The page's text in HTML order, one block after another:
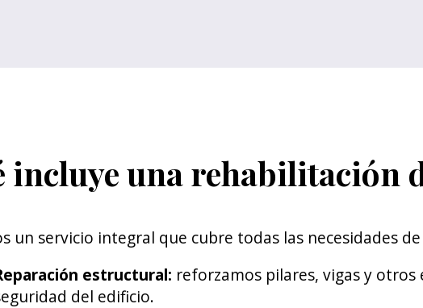
incluye una rehabilitación
un servicio integral que cubre todas las necesidades
estructural: reforzamos pilares, vigas y
del edificio.